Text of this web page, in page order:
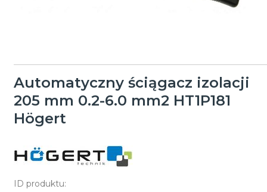
Automatyczny ściągacz izolacji
205 mm 0.2-6.0 mm2 HT1P181
Högert
ID produktu: